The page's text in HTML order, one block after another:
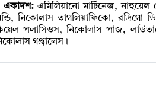
একাদশ: এমিলিয়ানো মার্টিনেজ, নাহুয়েল
নিকোলাস তাগলিয়াফিকো, রদ্রিগো
পলাসিওস, নিকোলাস পাজ,
গঞ্জালেস।